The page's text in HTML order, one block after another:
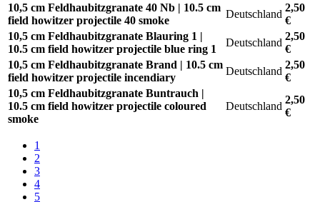
10,5 cm Feldhaubitzgranate 40 Nb | 10.5 cm
field howitzer projectile 40 smoke
Deutschland
2,50
€
10,5 cm Feldhaubitzgranate Blauring 1 |
10.5 cm field howitzer projectile blue ring 1
Deutschland
2,50
€
10,5 cm Feldhaubitzgranate Brand | 10.5 cm
field howitzer projectile incendiary
Deutschland
2,50
€
10,5 cm Feldhaubitzgranate Buntrauch |
10.5 cm field howitzer projectile coloured
smoke
Deutschland
2,50
€
1
2
3
4
5